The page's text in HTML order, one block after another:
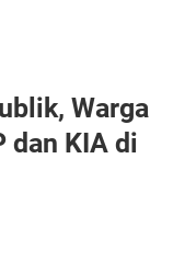
Warga
dan KIA di